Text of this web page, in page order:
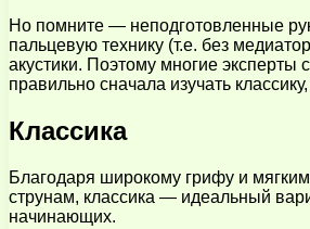
Но помните — неподготовленные
пальцевую технику (т.е. без
акустики. Поэтому многие эксперты
правильно сначала изучать
Классика
Благодаря широкому грифу и
струнам, классика — идеальный
начинающих.